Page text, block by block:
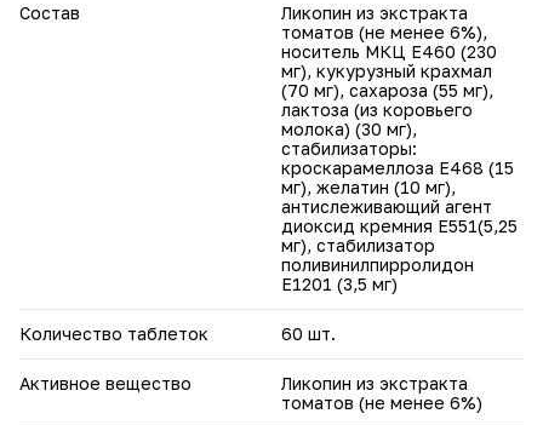
Состав
Ликопин из экстракта
томатов (не менее 6%),
носитель МКЦ Е460 (230
мг), кукурузный крахмал
(70 мг), сахароза (55 мг),
лактоза (из коровьего
молока) (30 мг),
стабилизаторы:
кроскарамеллоза Е468 (15
мг), желатин (10 мг),
антислеживающий агент
диоксид кремния Е551(5,25
мг), стабилизатор
поливинилпирролидон
Е1201 (3,5 мг)
Количество таблеток 60 шт.
Активное вещество
Ликопин из экстракта
томатов (не менее 6%)